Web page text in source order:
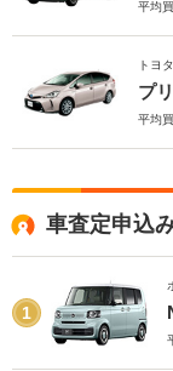
平均
トヨタ
プ
平均
車査定申込
1